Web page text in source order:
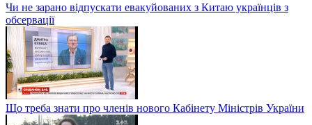
Чи не зарано відпускати евакуйованих з Китаю українців з
обсервації
Що треба знати про членів нового Кабінету Міністрів України